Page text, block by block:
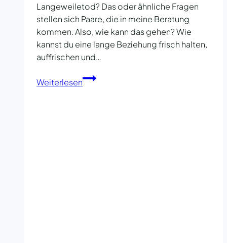
Langeweiletod? Das oder ähnliche Fragen
stellen sich Paare, die in meine Beratung
kommen. Also, wie kann das gehen? Wie
kannst du eine lange Beziehung frisch halten,
auffrischen und…
WeiterlesenLebendigkeit
und